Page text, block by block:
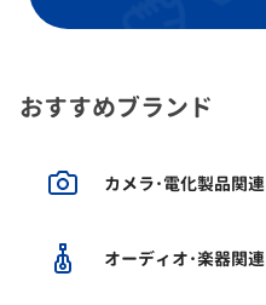
おすすめブランド
カメラ･電化製品関連
オーディオ･楽器関連